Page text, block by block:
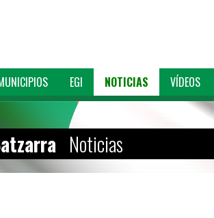
EGI NOTICIAS VÍDEOS
Noticias